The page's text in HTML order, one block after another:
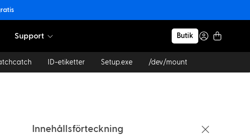
Support Butik
ID-etiketter Setup.exe /dev/mount
Innehållsförteckning